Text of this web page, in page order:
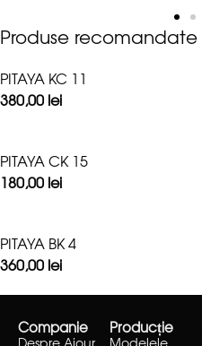
Produse recomandate
PITAYA KC 11
380,00 lei
PITAYA CK 15
180,00 lei
PITAYA BK 4
360,00 lei
Companie Producție